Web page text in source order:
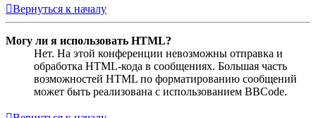
Вернуться к началу
Могу ли я использовать HTML?
Нет. На этой конференции невозможны отправка и
обработка HTML-кода в сообщениях. Большая часть
возможностей HTML по форматированию сообщений
может быть реализована с использованием BBCode.